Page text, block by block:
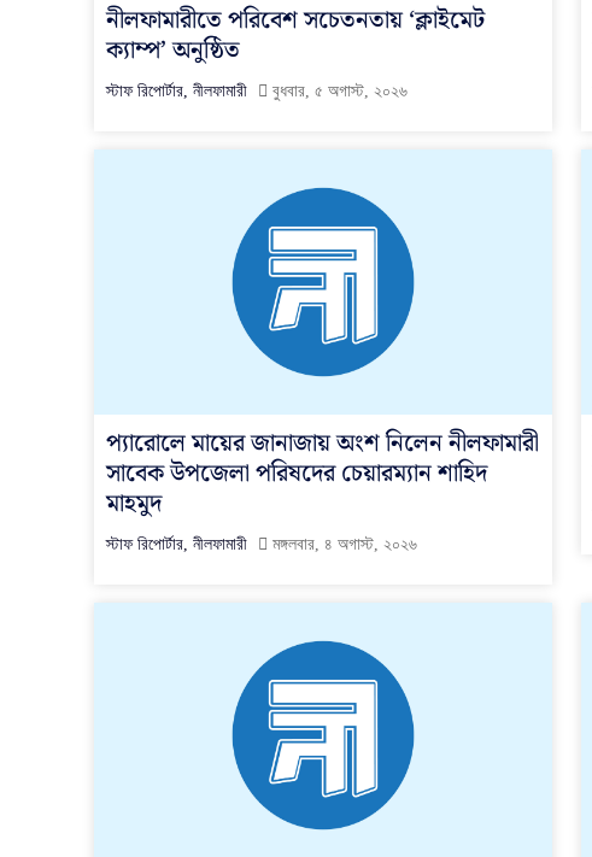
নীলফামারীতে পরিবেশ সচেতনতায় ‘ক্লাইমেট
ক্যাম্প’ অনুষ্ঠিত
স্টাফ রিপোর্টার, নীলফামারী বুধবার, ৫ অগাস্ট, ২০২৬
প্যারোলে মায়ের জানাজায় অংশ নিলেন নীলফামারী
সাবেক উপজেলা পরিষদের চেয়ারম্যান শাহিদ
মাহমুদ
স্টাফ রিপোর্টার, নীলফামারী মঙ্গলবার, ৪ অগাস্ট, ২০২৬